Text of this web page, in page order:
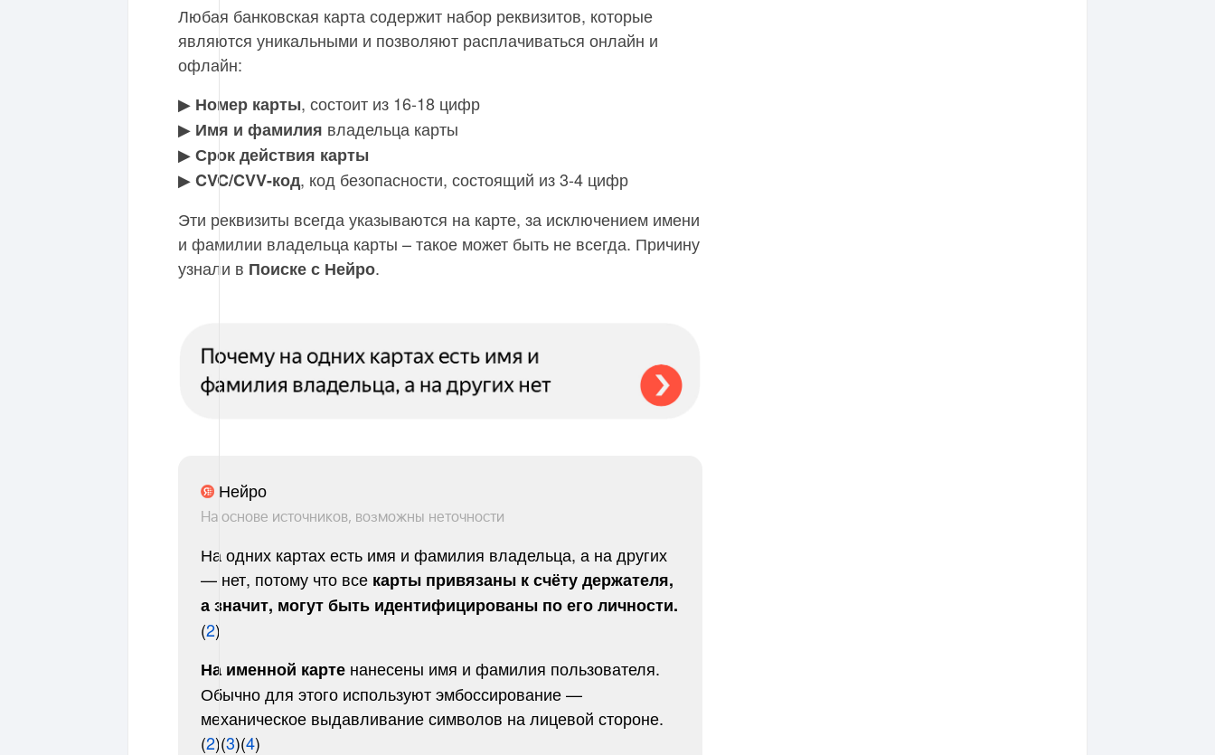
Любая банковская карта содержит набор реквизитов, которые
являются уникальными и позволяют расплачиваться онлайн и
офлайн:
▶︎ Номер карты, состоит из 16-18 цифр
▶︎ Имя и фамилия владельца карты
▶︎Срок действия карты
▶︎CVC/CVV-код, код безопасности, состоящий из 3-4 цифр
Эти реквизиты всегда указываются на карте, за исключением имени
и фамилии владельца карты – такое может быть не всегда. Причину
узнали в Поиске с Нейро.
Нейро
На основе источников, возможны неточности
На одних картах есть имя и фамилия владельца, а на других
— нет, потому что все карты привязаны к счёту держателя,
а значит, могут быть идентифицированы по его личности.
(2)
На именной карте нанесены имя и фамилия пользователя.
Обычно для этого используют эмбоссирование —
механическое выдавливание символов на лицевой стороне.
(2)(3)(4)